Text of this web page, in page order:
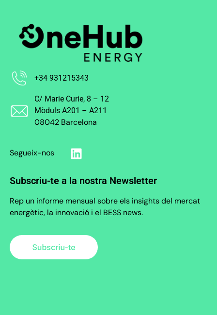
+34 931215343
C/ Marie Curie, 8 – 12
Mòduls A201 – A211
08042 Barcelona
Segueix-nos
Subscriu-te a la nostra Newsletter
Rep un informe mensual sobre els insights del mercat
energètic, la innovació i el BESS news.